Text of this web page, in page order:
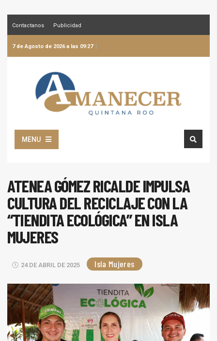
Contactanos Publicidad
7 de Agosto de 2026 a las 09:27
MENU
ATENEA GÓMEZ RICALDE IMPULSA
CULTURA DEL RECICLAJE CON LA
“TIENDITA ECOLÓGICA” EN ISLA
MUJERES
24 DE ABRIL DE 2025 Isla Mujeres